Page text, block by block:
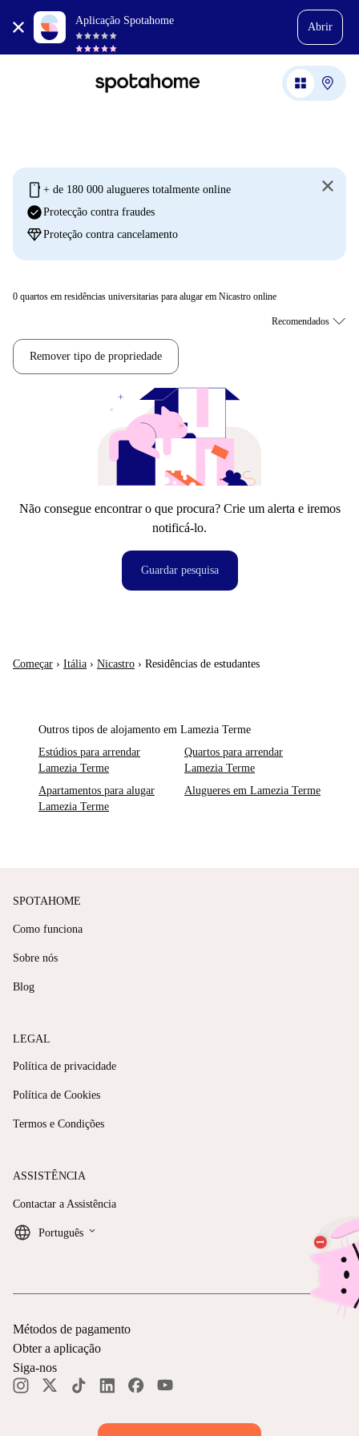
Aplicação Spotahome
Abrir
mobile + de 180 000 alugueres totalmente online
check_circleProtecção contra fraudes
diamondProteção contra cancelamento
0 quartos em residências universitarias para alugar em Nicastro online
Remover tipo de propriedade
Não consegue encontrar o que procura? Crie um alerta e iremos
notificá-lo.
Guardar pesquisa
Começar › Itália › Nicastro › Residências de estudantes
Outros tipos de alojamento em Lamezia Terme
Estúdios para arrendar
Lamezia Terme
Quartos para arrendar
Lamezia Terme
Apartamentos para alugar
Lamezia Terme
Alugueres em Lamezia Terme
SPOTAHOME
Como funciona
Sobre nós
Blog
LEGAL
Política de privacidade
Política de Cookies
Termos e Condições
ASSISTÊNCIA
Contactar a Assistência
Português keyboard_arrow_down
Métodos de pagamento
Obter a aplicação
Siga-nos